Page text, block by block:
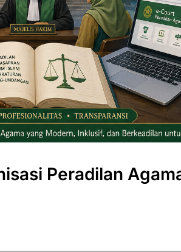
Peradilan